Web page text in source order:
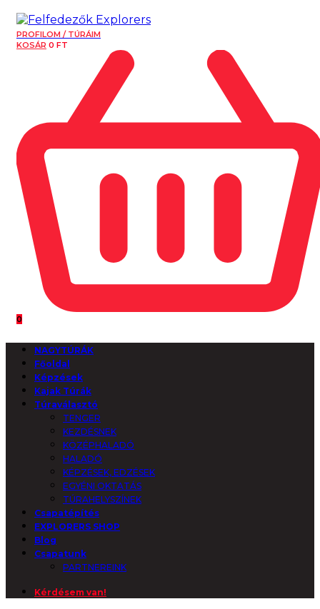
PROFILOM / TÚRÁIM
KOSÁR 0 FT
0
NAGYTÚRÁK
Főoldal
Képzések
Kajak Túrák
Túraválasztó
TENGER
KEZDÉSNEK
KÖZÉPHALADÓ
HALADÓ
KÉPZÉSEK, EDZÉSEK
EGYÉNI OKTATÁS
TÚRAHELYSZÍNEK
Csapatépítés
EXPLORERS SHOP
Blog
Csapatunk
PARTNEREINK
Kérdésem van!